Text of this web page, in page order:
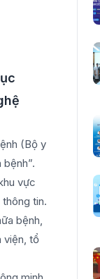
(Bộ y
vực
tin.
bệnh,
viện, tổ